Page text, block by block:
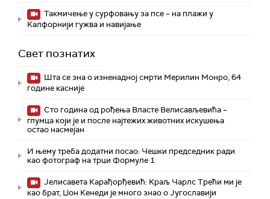
Такмичење у сурфовању за псе – на плажи у
Калфорнији гужва и навијање
Свет познатих
Шта се зна о изненадној смрти Мерилин Монро, 64
године касније
Сто година од рођења Власте Велисављевића –
глумца који је и после најтежих животних искушења
остао насмејан
И њему треба додатни посао: Чешки председник ради
као фотограф на трци Формуле 1
Јелисавета Карађорђевић: Краљ Чарлс Трећи ми је
као брат, Џон Кенеди је много знао о Југославији